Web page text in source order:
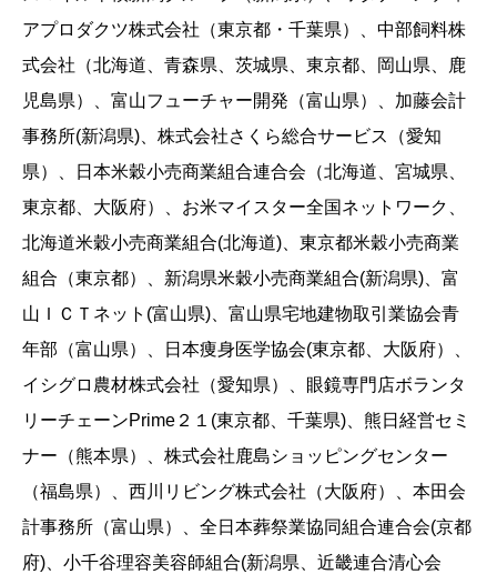
アプロダクツ株式会社（東京都・千葉県）、中部飼料株
式会社（北海道、青森県、茨城県、東京都、岡山県、鹿
児島県）、富山フューチャー開発（富山県）、加藤会計
事務所(新潟県)、株式会社さくら総合サービス（愛知
県）、日本米穀小売商業組合連合会（北海道、宮城県、
東京都、大阪府）、お米マイスター全国ネットワーク、
北海道米穀小売商業組合(北海道)、東京都米穀小売商業
組合（東京都）、新潟県米穀小売商業組合(新潟県)、富
山ＩＣＴネット(富山県)、富山県宅地建物取引業協会青
年部（富山県）、日本痩身医学協会(東京都、大阪府）、
イシグロ農材株式会社（愛知県）、眼鏡専門店ボランタ
リーチェーンPrime２１(東京都、千葉県)、熊日経営セミ
ナー（熊本県）、株式会社鹿島ショッピングセンター
（福島県）、西川リビング株式会社（大阪府）、本田会
計事務所（富山県）、全日本葬祭業協同組合連合会(京都
府)、小千谷理容美容師組合(新潟県、近畿連合清心会